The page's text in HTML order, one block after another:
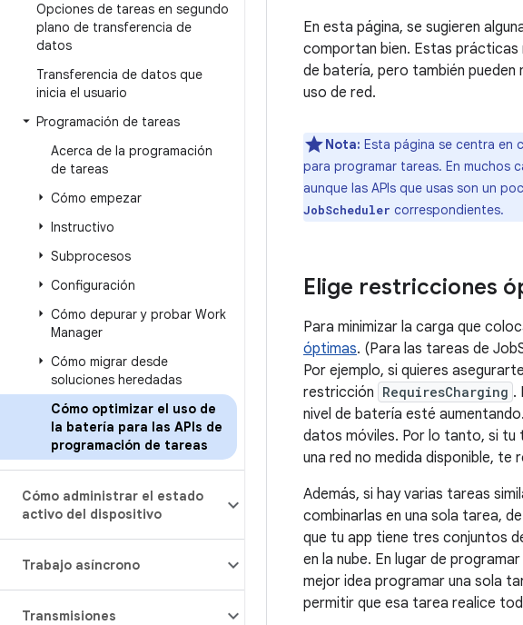
Opciones de tareas en segundo
plano de transferencia de
datos
Transferencia de datos que
inicia el usuario
Programación de tareas
Acerca de la programación
de tareas
Cómo empezar
Instructivo
Subprocesos
Configuración
Cómo depurar y probar Work
Manager
Cómo migrar desde
soluciones heredadas
Cómo optimizar el uso de
la batería para las APIs de
programación de tareas
Cómo administrar el estado
activo del dispositivo
Trabajo asíncrono
Transmisiones
En esta página, se sugieren
comportan bien. Estas prácticas
de batería, pero también
uso de red.
Nota: Esta página se centra en
para programar tareas. En muchos
aunque las APIs que usas son un
JobScheduler correspondientes.
Elige restricciones
Para minimizar la carga que
óptimas. (Para las tareas de
Por ejemplo, si quieres
restricción RequiresCharging .
nivel de batería esté
datos móviles. Por lo tanto, si tu
una red no medida disponible,
Además, si hay varias tareas
combinarlas en una sola tarea,
que tu app tiene tres conjuntos
en la nube. En lugar de
mejor idea programar una sola
permitir que esa tarea realice